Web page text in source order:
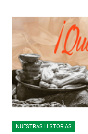
NUESTRAS HISTORIAS